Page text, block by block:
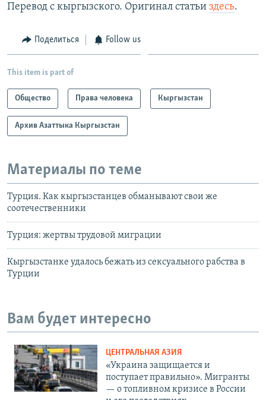
Перевод с кыргызского. Оригинал статьи здесь.
Поделиться Follow us
This item is part of
Общество Права человека Кыргызстан
Архив Азаттыка Кыргызстан
Материалы по теме
Турция. Как кыргызстанцев обманывают свои же
соотечественники
Турция: жертвы трудовой миграции
Кыргызстанке удалось бежать из сексуального рабства в
Турции
Вам будет интересно
ЦЕНТРАЛЬНАЯ АЗИЯ
«Украина защищается и
поступает правильно». Мигранты
— о топливном кризисе в России